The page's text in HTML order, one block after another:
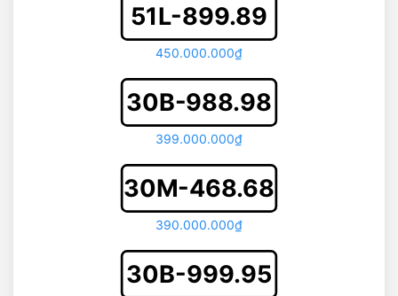
51L-899.89
450.000.000₫
30B-988.98
399.000.000₫
30M-468.68
390.000.000₫
30B-999.95